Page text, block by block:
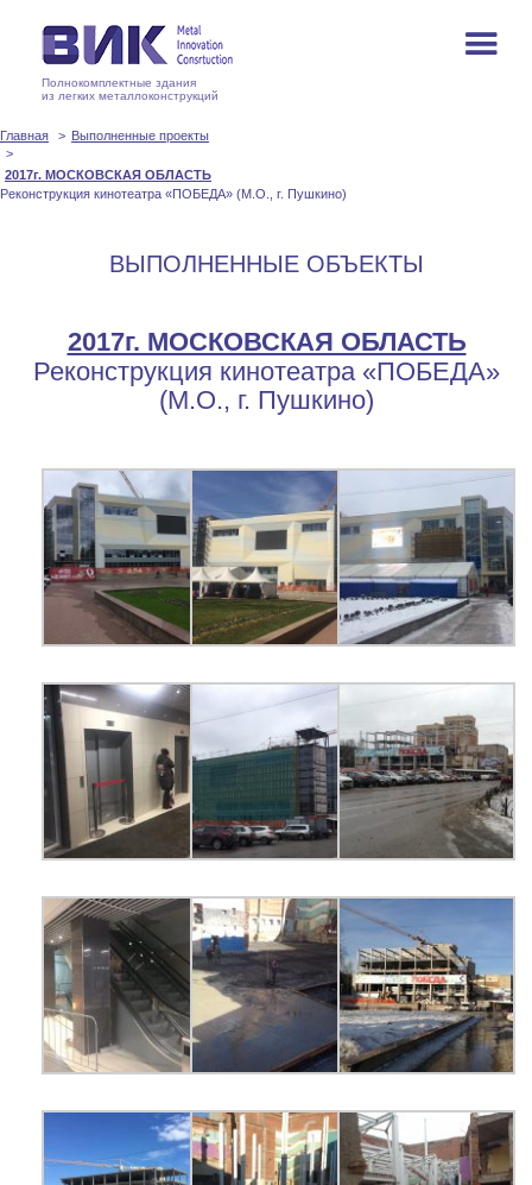
Полнокомплектные здания
из легких металлоконструкций
Главная Выполненные проекты
2017г. МОСКОВСКАЯ ОБЛАСТЬ
Реконструкция кинотеатра «ПОБЕДА» (М.О., г. Пушкино)
ВЫПОЛНЕННЫЕ ОБЪЕКТЫ
2017г. МОСКОВСКАЯ ОБЛАСТЬ
Реконструкция кинотеатра «ПОБЕДА»
(М.О., г. Пушкино)